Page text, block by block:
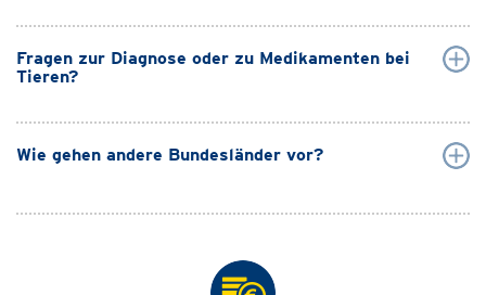
Fragen zur Diagnose oder zu Medikamenten bei
Tieren?
Wie gehen andere Bundesländer vor?